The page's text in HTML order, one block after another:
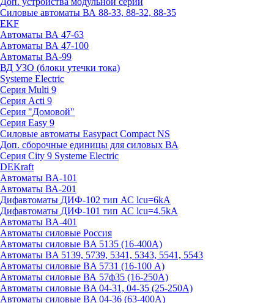
Силовые автоматы ВА 88-33, 88-32, 88-35
EKF
Автоматы ВА 47-63
Автоматы ВА 47-100
Автоматы ВА-99
ВД УЗО (блоки утечки тока)
Systeme Electric
Серия Multi 9
Серия Acti 9
Серия "Домовой"
Серия Easy 9
Силовые автоматы Easypact Compact NS
Доп. сборочные единицы для силовых ВА
Серия City 9 Systeme Electric
DEKraft
Автоматы BA-101
Автоматы ВА-201
Дифавтоматы ДИФ-102 тип АС lcu=6kA
Дифавтоматы ДИФ-101 тип АС lcu=4.5kA
Автоматы BA-401
Автоматы силовые Россия
Автоматы силовые BA 5135 (16-400А)
Автоматы BA 5139, 5739, 5341, 5343, 5541, 5543
Автоматы силовые BA 5731 (16-100 А)
Автоматы силовые ВА 57ф35 (16-250А)
Автоматы силовые BA 04-31, 04-35 (25-250А)
Автоматы силовые BA 04-36 (63-400А)